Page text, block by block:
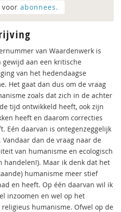
abonnees.
van Waardenwerk is
gewijd aan een kritische
van het hedendaagse
Het gaat dan dus om de vraag
zoals dat zich in de achter
tijd ontwikkeld heeft, ook zijn
heeft en daarom correcties
Eén daarvan is ontegenzeggelijk
dan de vraag naar de
van humanisme en ecologisch
handelen!). Maar ik denk dat het
humanisme meer stief
en heeft. Op één daarvan wil ik
inzoomen en wel op het
religieus humanisme. Ofwel op de